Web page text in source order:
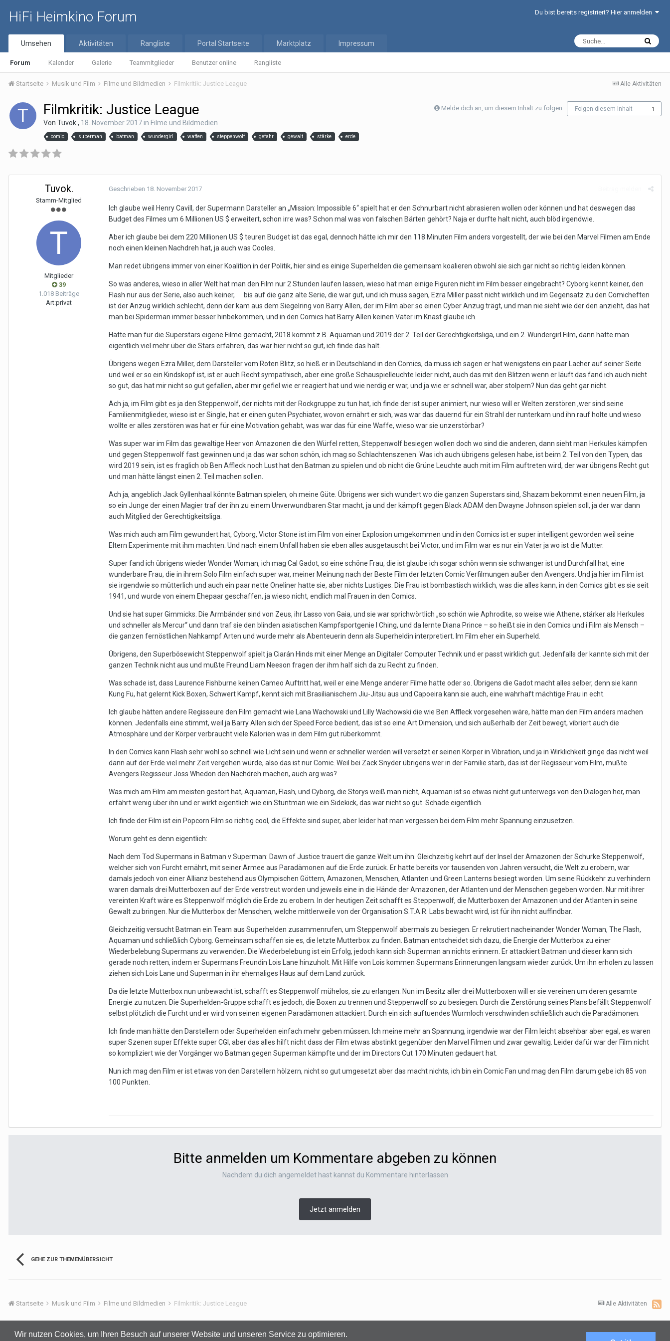
Wir nutzen Cookies, um Ihren Besuch auf unserer Website und unseren Service zu optimieren.
HiFi Heimkino Forum Du bist bereits registriert? Hier anmelden
Umsehen
Forum Kalender Galerie Teammitglieder Benutzer online Rangliste
Aktivitäten Rangliste Portal Startseite Marktplatz Impressum
Alle Aktivitäten
Startseite Musik und Film Filme und Bildmedien Filmkritik: Justice League
Melde dich an, um diesem Inhalt zu folgen Folgen diesem Inhalt 1
Filmkritik: Justice League
Von Tuvok., 18. November 2017in Filme und Bildmedien
comic superman batman wundergirl waffen steppenwolf gefahr gewalt stärke erde
Tuvok.
Stamm-Mitglied
Mitglieder
39
1.018 Beiträge
Art:privat
Geschrieben 18. November 2017
Ich glaube weil Henry Cavill, der Supermann Darsteller an „Mission: Impossible 6“ spielt hat er den Schnurbart nicht abrasieren wollen oder können und hat deswegen das
Budget des Filmes um 6 Millionen US $ erweitert, schon irre was? Schon mal was von falschen Bärten gehört? Naja er durfte halt nicht, auch blöd irgendwie.
Aber ich glaube bei dem 220 Millionen US $ teuren Budget ist das egal, dennoch hätte ich mir den 118 Minuten Film anders vorgestellt, der wie bei den Marvel Filmen am Ende
noch einen kleinen Nachdreh hat, ja auch was Cooles.
Man redet übrigens immer von einer Koalition in der Politik, hier sind es einige Superhelden die gemeinsam koalieren obwohl sie sich gar nicht so richtig leiden können.
So was anderes, wieso in aller Welt hat man den Film nur 2 Stunden laufen lassen, wieso hat man einige Figuren nicht im Film besser eingebracht? Cyborg kennt keiner, den
Flash nur aus der Serie, also auch keiner, bis auf die ganz alte Serie, die war gut, und ich muss sagen, Ezra Miller passt nicht wirklich und im Gegensatz zu den Comicheften
ist der Anzug wirklich schlecht, denn der kam aus dem Siegelring von Barry Allen, der im Film aber so einen Cyber Anzug trägt, und man nie sieht wie der den anzieht, das hat
man bei Spiderman immer besser hinbekommen, und in den Comics hat Barry Allen keinen Vater im Knast glaube ich.
Hätte man für die Superstars eigene Filme gemacht, 2018 kommt z.B. Aquaman und 2019 der 2. Teil der Gerechtigkeitsliga, und ein 2. Wundergirl Film, dann hätte man
eigentlich viel mehr über die Stars erfahren, das war hier nicht so gut, ich finde das halt.
Übrigens wegen Ezra Miller, dem Darsteller vom Roten Blitz, so hieß er in Deutschland in den Comics, da muss ich sagen er hat wenigstens ein paar Lacher auf seiner Seite
und weil er so ein Kindskopf ist, ist er auch Recht sympathisch, aber eine große Schauspielleuchte leider nicht, auch das mit den Blitzen wenn er läuft das fand ich auch nicht
so gut, das hat mir nicht so gut gefallen, aber mir gefiel wie er reagiert hat und wie nerdig er war, und ja wie er schnell war, aber stolpern? Nun das geht gar nicht.
Ach ja, im Film gibt es ja den Steppenwolf, der nichts mit der Rockgruppe zu tun hat, ich finde der ist super animiert, nur wieso will er Welten zerstören ,wer sind seine
Familienmitglieder, wieso ist er Single, hat er einen guten Psychiater, wovon ernährt er sich, was war das dauernd für ein Strahl der runterkam und ihn rauf holte und wieso
wollte er alles zerstören was hat er für eine Motivation gehabt, was war das für eine Waffe, wieso war sie unzerstörbar?
Was super war im Film das gewaltige Heer von Amazonen die den Würfel retten, Steppenwolf besiegen wollen doch wo sind die anderen, dann sieht man Herkules kämpfen
und gegen Steppenwolf fast gewinnen und ja das war schon schön, ich mag so Schlachtenszenen. Was ich auch übrigens gelesen habe, ist beim 2. Teil von den Typen, das
wird 2019 sein, ist es fraglich ob Ben Affleck noch Lust hat den Batman zu spielen und ob nicht die Grüne Leuchte auch mit im Film auftreten wird, der war übrigens Recht gut
und man hätte längst einen 2. Teil machen sollen.
Ach ja, angeblich Jack Gyllenhaal könnte Batman spielen, oh meine Güte. Übrigens wer sich wundert wo die ganzen Superstars sind, Shazam bekommt einen neuen Film, ja
so ein Junge der einen Magier traf der ihn zu einem Unverwundbaren Star macht, ja und der kämpft gegen Black ADAM den Dwayne Johnson spielen soll, ja der war dann
auch Mitglied der Gerechtigkeitsliga.
Was mich auch am Film gewundert hat, Cyborg, Victor Stone ist im Film von einer Explosion umgekommen und in den Comics ist er super intelligent geworden weil seine
Eltern Experimente mit ihm machten. Und nach einem Unfall haben sie eben alles ausgetauscht bei Victor, und im Film war es nur ein Vater ja wo ist die Mutter.
Super fand ich übrigens wieder Wonder Woman, ich mag Cal Gadot, so eine schöne Frau, die ist glaube ich sogar schön wenn sie schwanger ist und Durchfall hat, eine
wunderbare Frau, die in ihrem Solo Film einfach super war, meiner Meinung nach der Beste Film der letzten Comic Verfilmungen außer den Avengers. Und ja hier im Film ist
sie irgendwie so mütterlich und auch ein paar nette Oneliner hatte sie, aber nichts Lustiges. Die Frau ist bombastisch wirklich, was die alles kann, in den Comics gibt es sie seit
1941, und wurde von einem Ehepaar geschaffen, ja wieso nicht, endlich mal Frauen in den Comics.
Und sie hat super Gimmicks. Die Armbänder sind von Zeus, ihr Lasso von Gaia, und sie war sprichwörtlich „so schön wie Aphrodite, so weise wie Athene, stärker als Herkules
und schneller als Mercur“ und dann traf sie den blinden asiatischen Kampfsportgenie I Ching, und da lernte Diana Prince – so heißt sie in den Comics und i Film als Mensch –
die ganzen fernöstlichen Nahkampf Arten und wurde mehr als Abenteuerin denn als Superheldin interpretiert. Im Film eher ein Superheld.
Übrigens, den Superbösewicht Steppenwolf spielt ja Ciarán Hinds mit einer Menge an Digitaler Computer Technik und er passt wirklich gut. Jedenfalls der kannte sich mit der
ganzen Technik nicht aus und mußte Freund Liam Neeson fragen der ihm half sich da zu Recht zu finden.
Was schade ist, dass Laurence Fishburne keinen Cameo Auftritt hat, weil er eine Menge anderer Filme hatte oder so. Übrigens die Gadot macht alles selber, denn sie kann
Kung Fu, hat gelernt Kick Boxen, Schwert Kampf, kennt sich mit Brasilianischem Jiu-Jitsu aus und Capoeira kann sie auch, eine wahrhaft mächtige Frau in echt.
Ich glaube hätten andere Regisseure den Film gemacht wie Lana Wachowski und Lilly Wachowski die wie Ben Affleck vorgesehen wäre, hätte man den Film anders machen
können. Jedenfalls eine stimmt, weil ja Barry Allen sich der Speed Force bedient, das ist so eine Art Dimension, und sich außerhalb der Zeit bewegt, vibriert auch die
Atmosphäre und der Körper verbraucht viele Kalorien was in dem Film gut rüberkommt.
In den Comics kann Flash sehr wohl so schnell wie Licht sein und wenn er schneller werden will versetzt er seinen Körper in Vibration, und ja in Wirklichkeit ginge das nicht weil
dann auf der Erde viel mehr Zeit vergehen würde, also das ist nur Comic. Weil bei Zack Snyder übrigens wer in der Familie starb, das ist der Regisseur vom Film, mußte
Avengers Regisseur Joss Whedon den Nachdreh machen, auch arg was?
Was mich am Film am meisten gestört hat, Aquaman, Flash, und Cyborg, die Storys weiß man nicht, Aquaman ist so etwas nicht gut unterwegs von den Dialogen her, man
erfährt wenig über ihn und er wirkt eigentlich wie ein Stuntman wie ein Sidekick, das war nicht so gut. Schade eigentlich.
Ich finde der Film ist ein Popcorn Film so richtig cool, die Effekte sind super, aber leider hat man vergessen bei dem Film mehr Spannung einzusetzen.
Worum geht es denn eigentlich:
Nach dem Tod Supermans in Batman v Superman: Dawn of Justice trauert die ganze Welt um ihn. Gleichzeitig kehrt auf der Insel der Amazonen der Schurke Steppenwolf,
welcher sich von Furcht ernährt, mit seiner Armee aus Paradämonen auf die Erde zurück. Er hatte bereits vor tausenden von Jahren versucht, die Welt zu erobern, war
damals jedoch von einer Allianz bestehend aus Olympischen Göttern, Amazonen, Menschen, Atlanten und Green Lanterns besiegt worden. Um seine Rückkehr zu verhindern
waren damals drei Mutterboxen auf der Erde verstreut worden und jeweils eine in die Hände der Amazonen, der Atlanten und der Menschen gegeben worden. Nur mit ihrer
vereinten Kraft wäre es Steppenwolf möglich die Erde zu erobern. In der heutigen Zeit schafft es Steppenwolf, die Mutterboxen der Amazonen und der Atlanten in seine
Gewalt zu bringen. Nur die Mutterbox der Menschen, welche mittlerweile von der Organisation S.T.A.R. Labs bewacht wird, ist für ihn nicht auffindbar.
Gleichzeitig versucht Batman ein Team aus Superhelden zusammenrufen, um Steppenwolf abermals zu besiegen. Er rekrutiert nacheinander Wonder Woman, The Flash,
Aquaman und schließlich Cyborg. Gemeinsam schaffen sie es, die letzte Mutterbox zu finden. Batman entscheidet sich dazu, die Energie der Mutterbox zu einer
Wiederbelebung Supermans zu verwenden. Die Wiederbelebung ist ein Erfolg, jedoch kann sich Superman an nichts erinnern. Er attackiert Batman und dieser kann sich
gerade noch retten, indem er Supermans Freundin Lois Lane hinzuholt. Mit Hilfe von Lois kommen Supermans Erinnerungen langsam wieder zurück. Um ihn erholen zu lassen
ziehen sich Lois Lane und Superman in ihr ehemaliges Haus auf dem Land zurück.
Da die letzte Mutterbox nun unbewacht ist, schafft es Steppenwolf mühelos, sie zu erlangen. Nun im Besitz aller drei Mutterboxen will er sie vereinen um deren gesamte
Energie zu nutzen. Die Superhelden-Gruppe schafft es jedoch, die Boxen zu trennen und Steppenwolf so zu besiegen. Durch die Zerstörung seines Plans befällt Steppenwolf
selbst plötzlich die Furcht und er wird von seinen eigenen Paradämonen attackiert. Durch ein sich auftuendes Wurmloch verschwinden schließlich auch die Paradämonen.
Ich finde man hätte den Darstellern oder Superhelden einfach mehr geben müssen. Ich meine mehr an Spannung, irgendwie war der Film leicht absehbar aber egal, es waren
super Szenen super Effekte super CGI, aber das alles hilft nicht dass der Film etwas abstinkt gegenüber den Marvel Filmen und zwar gewaltig. Leider dafür war der Film nicht
so kompliziert wie der Vorgänger wo Batman gegen Superman kämpfte und der im Directors Cut 170 Minuten gedauert hat.
Nun ich mag den Film er ist etwas von den Darstellern hölzern, nicht so gut umgesetzt aber das macht nichts, ich bin ein Comic Fan und mag den Film darum gebe ich 85 von
100 Punkten.
Bitte anmelden um Kommentare abgeben zu können
Nachdem du dich angemeldet hast kannst du Kommentare hinterlassen
Jetzt anmelden
GEHE ZUR THEMENÜBERSICHT
Alle Aktivitäten
Startseite Musik und Film Filme und Bildmedien Filmkritik: Justice League